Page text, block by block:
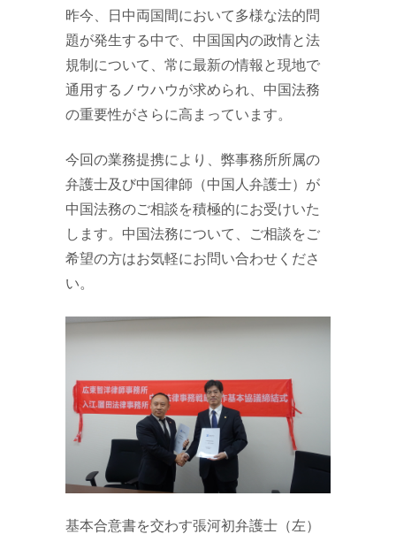
昨今、日中両国間において多様な法的問
題が発生する中で、中国国内の政情と法
規制について、常に最新の情報と現地で
通用するノウハウが求められ、中国法務
の重要性がさらに高まっています。
今回の業務提携により、弊事務所所属の
弁護士及び中国律師（中国人弁護士）が
中国法務のご相談を積極的にお受けいた
します。中国法務について、ご相談をご
希望の方はお気軽にお問い合わせくださ
い。
基本合意書を交わす張河初弁護士（左）